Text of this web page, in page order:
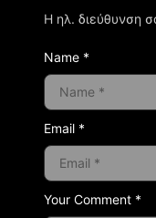
Η ηλ. διεύθυνση
Your Comment *
Name *
Email *